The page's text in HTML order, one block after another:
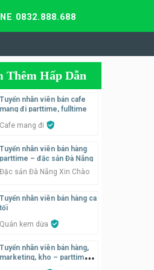
0832.888.688
Thêm Hấp Dẫn
Tuyển nhân viên bán cafe
mang đi parttime, fulltime
Cafe mang đi
Tuyển nhân viên bán hàng
parttime – đặc sản Đà Nẵng
Đặc sản Đà Nẵng Xin Chào
Tuyển nhân viên bán hàng ca
tối
Quán kem dừa
Tuyển nhân viên bán hàng,
marketing, kho – parttime,